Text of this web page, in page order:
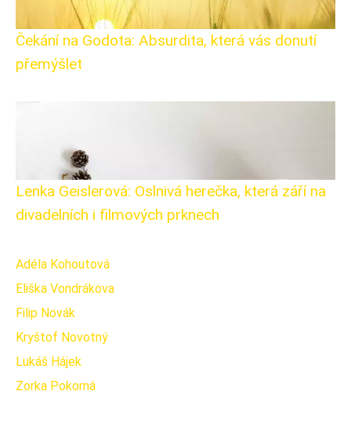
Čekání na Godota: Absurdita, která vás donutí
přemýšlet
Lenka Geislerová: Oslnivá herečka, která září na
divadelních i filmových prknech
Adéla Kohoutová
Eliška Vondrákova
Filip Novák
Kryštof Novotný
Lukáš Hájek
Zorka Pokorná